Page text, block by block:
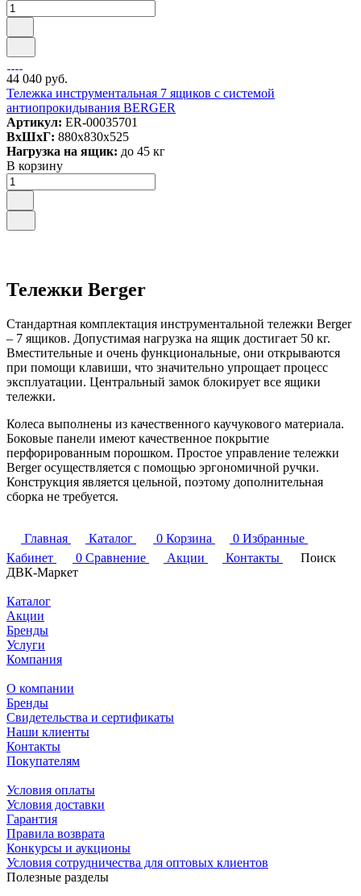
44 040 руб.
Тележка инструментальная 7 ящиков c системой
антиопрокидывания BERGER
Артикул: ER-00035701
ВxШxГ: 880x830x525
Нагрузка на ящик: до 45 кг
В корзину
Тележки Berger
Стандартная комплектация инструментальной тележки Berger
– 7 ящиков. Допустимая нагрузка на ящик достигает 50 кг.
Вместительные и очень функциональные, они открываются
при помощи клавиши, что значительно упрощает процесс
эксплуатации. Центральный замок блокирует все ящики
тележки.
Колеса выполнены из качественного каучукового материала.
Боковые панели имеют качественное покрытие
перфорированным порошком. Простое управление тележки
Berger осуществляется с помощью эргономичной ручки.
Конструкция является цельной, поэтому дополнительная
сборка не требуется.
Главная Каталог 0 Корзина 0 Избранные
Кабинет
0 Сравнение Акции Контакты
Поиск
ДВК-Маркет
Каталог
Акции
Бренды
Услуги
Компания
О компании
Бренды
Свидетельства и сертификаты
Наши клиенты
Контакты
Покупателям
Условия оплаты
Условия доставки
Гарантия
Правила возврата
Конкурсы и аукционы
Условия сотрудничества для оптовых клиентов
Полезные разделы